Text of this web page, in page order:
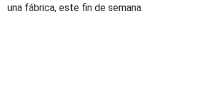
una fábrica, este fin de semana.